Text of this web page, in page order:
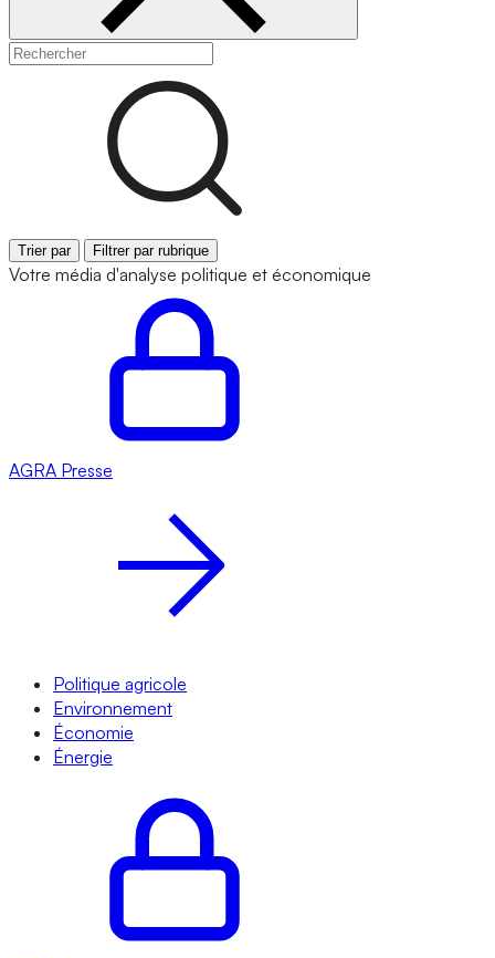
Trier par Filtrer par rubrique
Votre média d'analyse politique et économique
AGRA Presse
Politique agricole
Environnement
Économie
Énergie